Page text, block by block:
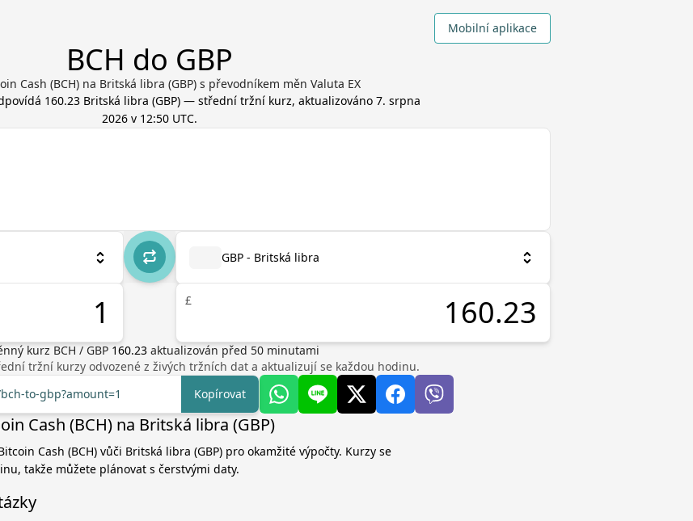
Mobilní aplikace
BCH do GBP
Cash (BCH) na Britská libra (GBP) s převodníkem měn Valuta EX
160.23 Britská libra (GBP) — střední tržní kurz, aktualizováno 7. srpna
2026 v 12:50 UTC.
GBP - Britská libra
£
kurz BCH / GBP 160.23 aktualizován před 50 minutami
tržní kurzy odvozené z živých tržních dat a aktualizují se každou hodinu.
to-gbp?amount=1
Kopírovat
Cash (BCH) na Britská libra (GBP)
Cash (BCH) vůči Britská libra (GBP) pro okamžité výpočty. Kurzy se
takže můžete plánovat s čerstvými daty.